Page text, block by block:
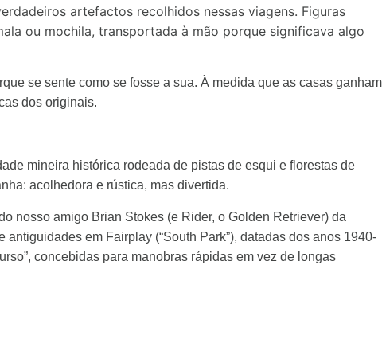
artefactos recolhidos nessas viagens. Figuras
ou mochila, transportada à mão porque significava algo
se sente como se fosse a sua. À medida que as casas ganham
dos originais.
mineira histórica rodeada de pistas de esqui e florestas de
acolhedora e rústica, mas divertida.
nosso amigo Brian Stokes (e Rider, o Golden Retriever) da
em Fairplay (“South Park”), datadas dos anos 1940-
concebidas para manobras rápidas em vez de longas